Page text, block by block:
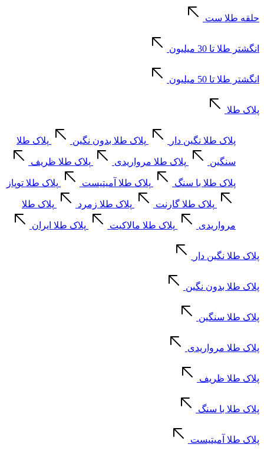
حلقه طلا ست
انگشتر طلا تا 30 میلیون
انگشتر طلا تا 50 میلیون
پلاک طلا
پلاک طلا نگین دار پلاک طلا بدون نگین پلاک طلا
سنگین پلاک طلا مرواریدی پلاک طلا ظریف
پلاک طلا با سنگ پلاک طلا آمیتیست پلاک طلا توپاز
پلاک طلا گارنت پلاک طلا زمرد پلاک طلا
مرواریدی پلاک طلا مالاکیت پلاک طلا ایران
پلاک طلا نگین دار
پلاک طلا بدون نگین
پلاک طلا سنگین
پلاک طلا مرواریدی
پلاک طلا ظریف
پلاک طلا با سنگ
پلاک طلا آمیتیست